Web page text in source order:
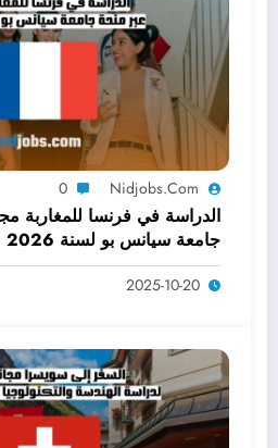
Nidjobs.com
0
الدراسة في فرنسا للمغاربة
جامعة سيانس بو لسنة 2026
2025-10-20